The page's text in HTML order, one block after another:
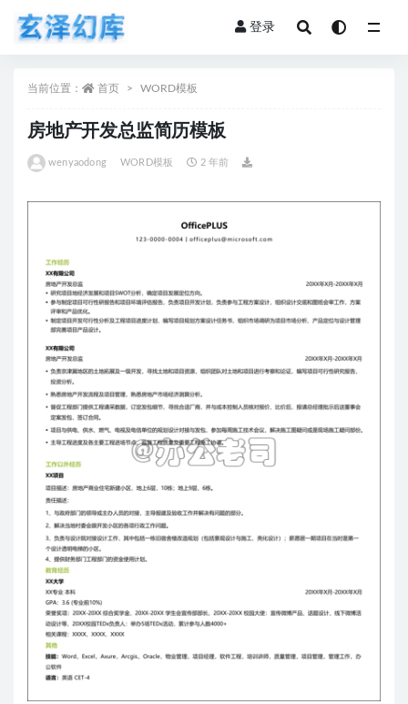
登录
当前位置： 首页 WORD模板
房地产开发总监简历模板
wenyaodong WORD模板 2 年前